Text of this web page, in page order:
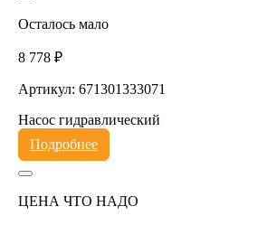
Осталось мало
8 778 ₽
Артикул: 671301333071
Насос гидравлический
Подробнее
ЦЕНА ЧТО НАДО